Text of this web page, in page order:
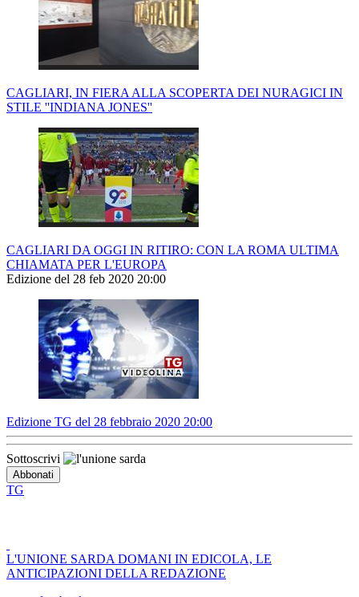
CAGLIARI, IN FIERA ALLA SCOPERTA DEI NURAGICI IN
STILE ''INDIANA JONES''
CAGLIARI DA OGGI IN RITIRO: CON LA ROMA ULTIMA
CHIAMATA PER L'EUROPA
Edizione del 28 feb 2020 20:00
Edizione TG del 28 febbraio 2020 20:00
Sottoscrivi
TG
L'UNIONE SARDA DOMANI IN EDICOLA, LE
ANTICIPAZIONI DELLA REDAZIONE